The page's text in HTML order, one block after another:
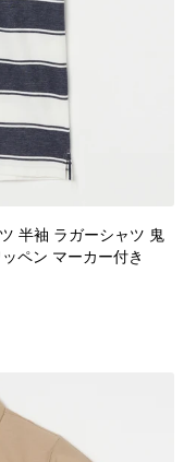
半袖 ラガーシャツ 鬼
ペン マーカー付き